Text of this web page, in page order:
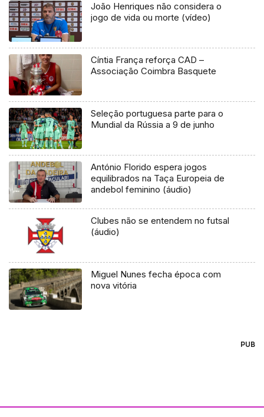
João Henriques não considera o
jogo de vida ou morte (vídeo)
Cíntia França reforça CAD –
Associação Coimbra Basquete
Seleção portuguesa parte para o
Mundial da Rússia a 9 de junho
António Florido espera jogos
equilibrados na Taça Europeia de
andebol feminino (áudio)
Clubes não se entendem no futsal
(áudio)
Miguel Nunes fecha época com
nova vitória
PUB